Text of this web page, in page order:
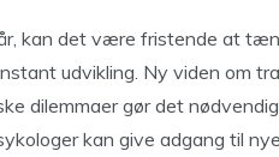
kan det være fristende at
udvikling. Ny viden om
dilemmaer gør det
kan give adgang til